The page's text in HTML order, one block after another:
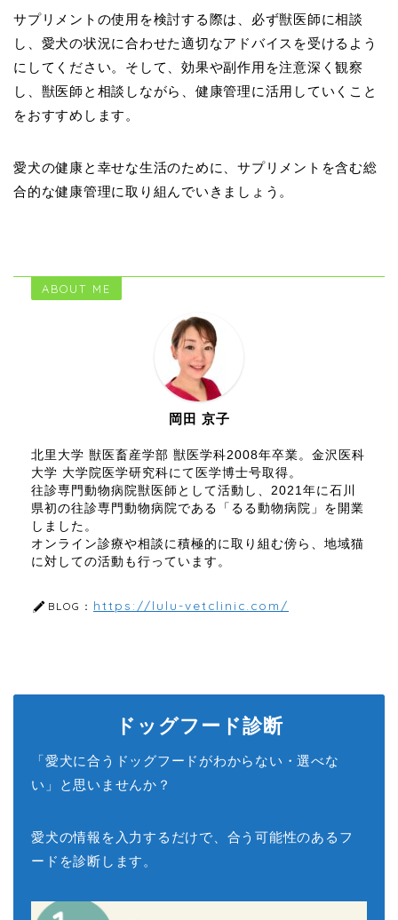
サプリメントの使用を検討する際は、必ず獣医師に相談
し、愛犬の状況に合わせた適切なアドバイスを受けるよう
にしてください。そして、効果や副作用を注意深く観察
し、獣医師と相談しながら、健康管理に活用していくこと
をおすすめします。
愛犬の健康と幸せな生活のために、サプリメントを含む総
合的な健康管理に取り組んでいきましょう。
ABOUT ME
岡田 京子
北里大学 獣医畜産学部 獣医学科2008年卒業。金沢医科
大学 大学院医学研究科にて医学博士号取得。
往診専門動物病院獣医師として活動し、2021年に石川
県初の往診専門動物病院である「るる動物病院」を開業
しました。
オンライン診療や相談に積極的に取り組む傍ら、地域猫
に対しての活動も行っています。
BLOG： https://lulu-vetclinic.com/
ドッグフード診断
「愛犬に合うドッグフードがわからない・選べな
い」と思いませんか？
愛犬の情報を入力するだけで、合う可能性のあるフ
ードを診断します。